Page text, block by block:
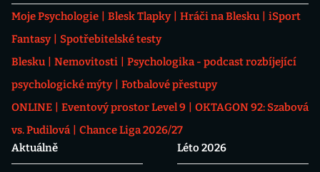
Moje Psychologie Blesk Tlapky Hráči na Blesku
iSport
Fantasy
Spotřebitelské testy
Blesku
Nemovitosti
Psychologika - podcast rozbíjející
psychologické mýty
Fotbalové přestupy
ONLINE
Eventový prostor Level 9
OKTAGON 92: Szabová
vs. Pudilová
Chance Liga 2026/27
Aktuálně
Léto 2026